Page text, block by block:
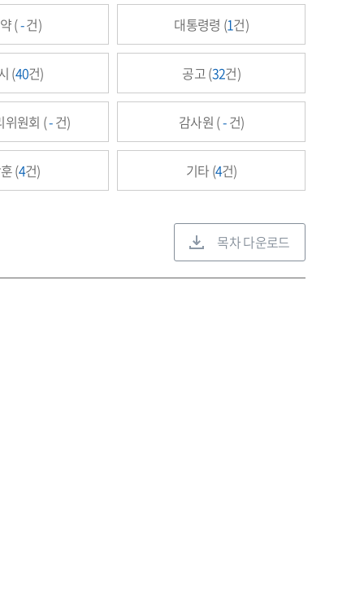
(-건) 대통령령 (1건)
(40건) 공고 (32건)
위원회 (-건) 감사원 (-건)
(4건) 기타 (4건)
목차 다운로드